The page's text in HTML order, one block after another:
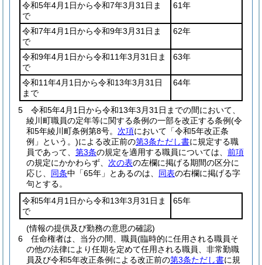
令和5年4月1日から令和7年3月31日ま
で
61年
令和7年4月1日から令和9年3月31日ま
で
62年
令和9年4月1日から令和11年3月31日ま
で
63年
令和11年4月1日から令和13年3月31日
まで
64年
5
令和5年4月1日から令和13年3月31日までの間において、
綾川町職員の定年等に関する条例の一部を改正する条例(令
和5年綾川町条例第8号。 次項において「令和5年改正条
例」という。)による改正前の第3条ただし書に規定する職
員であって、 第3条の規定を適用する職員については、 前項
の規定にかかわらず、 次の表の左欄に掲げる期間の区分に
応じ、 同条中「65年」とあるのは、 同表の右欄に掲げる字
句とする。
令和5年4月1日から令和13年3月31日ま
で
65年
(情報の提供及び勤務の意思の確認)
6
任命権者は、当分の間、職員(臨時的に任用される職員そ
の他の法律により任期を定めて任用される職員、非常勤職
員及び令和5年改正条例による改正前の第3条ただし書に規